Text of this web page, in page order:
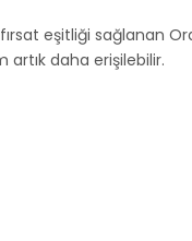
eşitliği sağlanan
daha erişilebilir.